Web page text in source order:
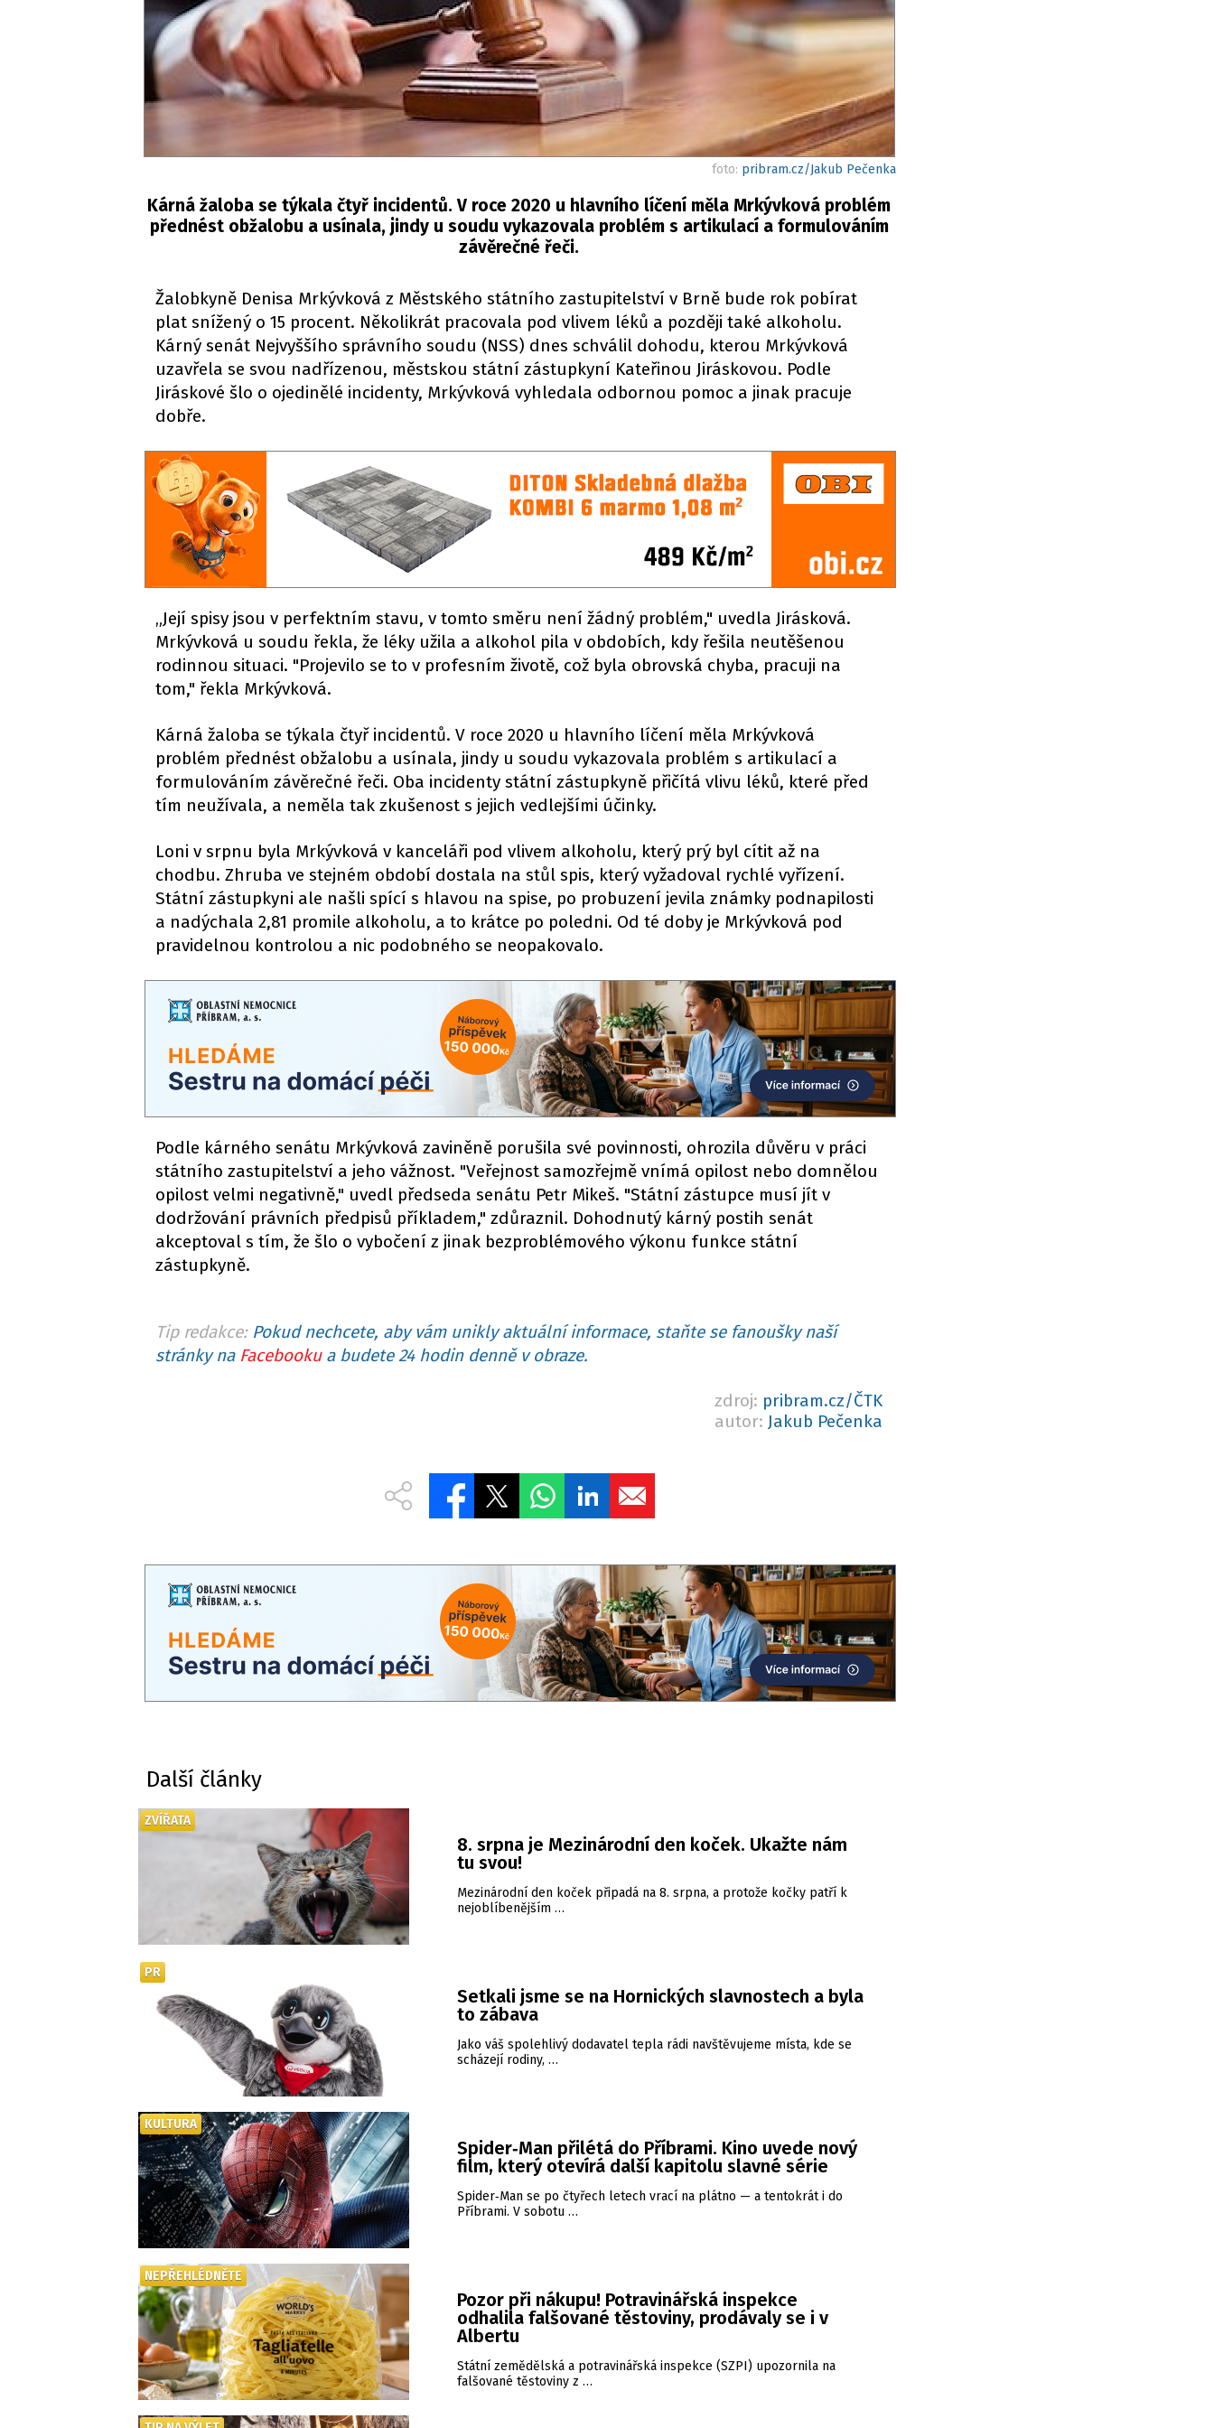
foto: pribram.cz/Jakub Pečenka
Kárná žaloba se týkala čtyř incidentů. V roce 2020 u hlavního líčení měla Mrkývková problém
přednést obžalobu a usínala, jindy u soudu vykazovala problém s artikulací a formulováním
závěrečné řeči.
Žalobkyně Denisa Mrkývková z Městského státního zastupitelství v Brně bude rok pobírat
plat snížený o 15 procent. Několikrát pracovala pod vlivem léků a později také alkoholu.
Kárný senát Nejvyššího správního soudu (NSS) dnes schválil dohodu, kterou Mrkývková
uzavřela se svou nadřízenou, městskou státní zástupkyní Kateřinou Jiráskovou. Podle
Jiráskové šlo o ojedinělé incidenty, Mrkývková vyhledala odbornou pomoc a jinak pracuje
dobře.
„Její spisy jsou v perfektním stavu, v tomto směru není žádný problém," uvedla Jirásková.
Mrkývková u soudu řekla, že léky užila a alkohol pila v obdobích, kdy řešila neutěšenou
rodinnou situaci. "Projevilo se to v profesním životě, což byla obrovská chyba, pracuji na
tom," řekla Mrkývková.
Kárná žaloba se týkala čtyř incidentů. V roce 2020 u hlavního líčení měla Mrkývková
problém přednést obžalobu a usínala, jindy u soudu vykazovala problém s artikulací a
formulováním závěrečné řeči. Oba incidenty státní zástupkyně přičítá vlivu léků, které před
tím neužívala, a neměla tak zkušenost s jejich vedlejšími účinky.
Loni v srpnu byla Mrkývková v kanceláři pod vlivem alkoholu, který prý byl cítit až na
chodbu. Zhruba ve stejném období dostala na stůl spis, který vyžadoval rychlé vyřízení.
Státní zástupkyni ale našli spící s hlavou na spise, po probuzení jevila známky podnapilosti
a nadýchala 2,81 promile alkoholu, a to krátce po poledni. Od té doby je Mrkývková pod
pravidelnou kontrolou a nic podobného se neopakovalo.
Podle kárného senátu Mrkývková zaviněně porušila své povinnosti, ohrozila důvěru v práci
státního zastupitelství a jeho vážnost. "Veřejnost samozřejmě vnímá opilost nebo domnělou
opilost velmi negativně," uvedl předseda senátu Petr Mikeš. "Státní zástupce musí jít v
dodržování právních předpisů příkladem," zdůraznil. Dohodnutý kárný postih senát
akceptoval s tím, že šlo o vybočení z jinak bezproblémového výkonu funkce státní
zástupkyně.
Tip redakce: Pokud nechcete, aby vám unikly aktuální informace, staňte se fanoušky naší
stránky na Facebookua budete 24 hodin denně v obraze.
zdroj: pribram.cz/ČTK
autor: Jakub Pečenka
Další články
8. srpna je Mezinárodní den koček. Ukažte nám
tu svou!
Mezinárodní den koček připadá na 8. srpna, a protože kočky patří k
nejoblíbenějším …
ZVÍŘATA
Setkali jsme se na Hornických slavnostech a byla
to zábava
Jako váš spolehlivý dodavatel tepla rádi navštěvujeme místa, kde se
scházejí rodiny, …
PR
Spider‑Man přilétá do Příbrami. Kino uvede nový
film, který otevírá další kapitolu slavné série
Spider‑Man se po čtyřech letech vrací na plátno — a tentokrát i do
Příbrami. V sobotu …
KULTURA
Pozor při nákupu! Potravinářská inspekce
odhalila falšované těstoviny, prodávaly se i v
Albertu
Státní zemědělská a potravinářská inspekce (SZPI) upozornila na
falšované těstoviny z …
NEPŘEHLÉDNĚTE